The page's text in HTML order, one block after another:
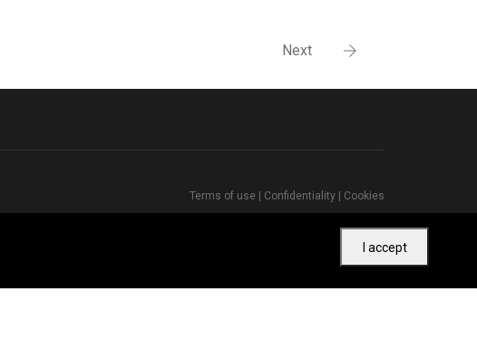
Next
I accept
Terms of use | Confidentiality | Cookies